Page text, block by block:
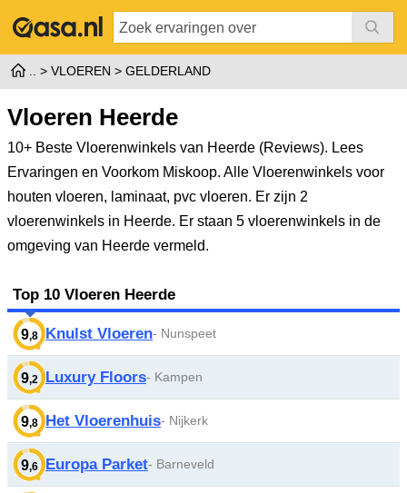
VLOEREN GELDERLAND
Vloeren Heerde
10+ Beste Vloerenwinkels van Heerde (Reviews). Lees
Ervaringen en Voorkom Miskoop. Alle Vloerenwinkels voor
houten vloeren, laminaat, pvc vloeren. Er zijn 2
vloerenwinkels in Heerde. Er staan 5 vloerenwinkels in de
omgeving van Heerde vermeld.
Top 10 Vloeren Heerde
9,8 Knulst Vloeren- Nunspeet
9,2 Luxury Floors- Kampen
9,8 Het Vloerenhuis- Nijkerk
9,6 Europa Parket- Barneveld